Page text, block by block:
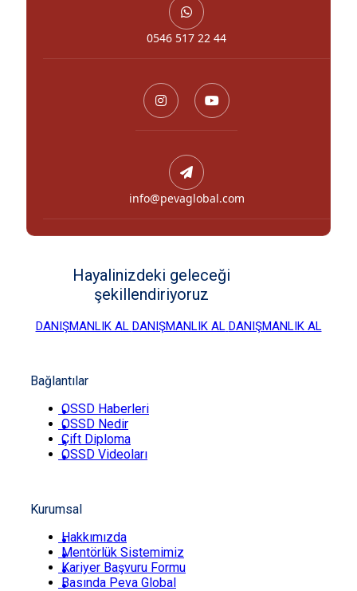
0546 517 22 44
info@pevaglobal.com
Hayalinizdeki geleceği
şekillendiriyoruz
DANIŞMANLIK AL DANIŞMANLIK AL DANIŞMANLIK AL
Bağlantılar
OSSD Haberleri
OSSD Nedir
Çift Diploma
OSSD Videoları
Kurumsal
Hakkımızda
Mentörlük Sistemimiz
Kariyer Başvuru Formu
Basında Peva Global